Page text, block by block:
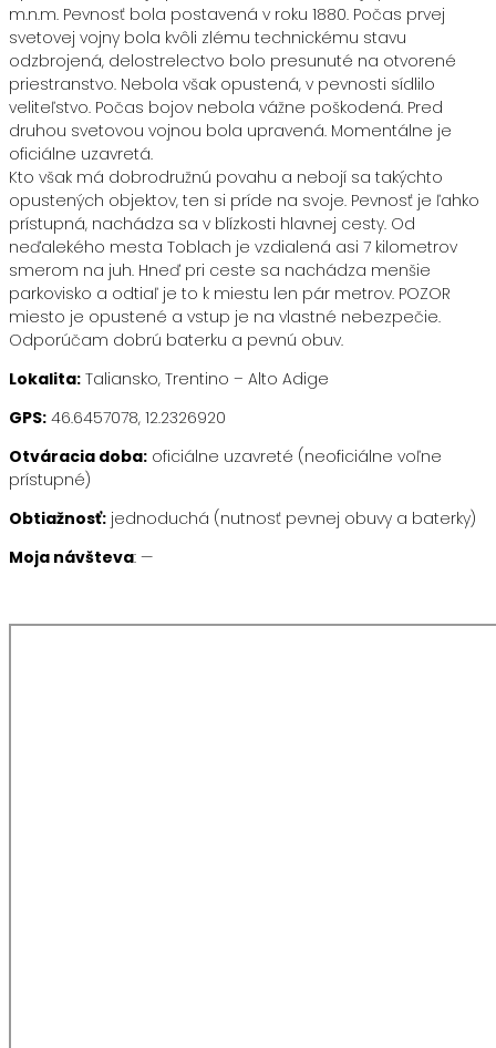
m.n.m. Pevnosť bola postavená v roku 1880. Počas prvej
svetovej vojny bola kvôli zlému technickému stavu
odzbrojená, delostrelectvo bolo presunuté na otvorené
priestranstvo. Nebola však opustená, v pevnosti sídlilo
veliteľstvo. Počas bojov nebola vážne poškodená. Pred
druhou svetovou vojnou bola upravená. Momentálne je
oficiálne uzavretá.
Kto však má dobrodružnú povahu a nebojí sa takýchto
opustených objektov, ten si príde na svoje. Pevnosť je ľahko
prístupná, nachádza sa v blízkosti hlavnej cesty. Od
neďalekého mesta Toblach je vzdialená asi 7 kilometrov
smerom na juh. Hneď pri ceste sa nachádza menšie
parkovisko a odtiaľ je to k miestu len pár metrov. POZOR
miesto je opustené a vstup je na vlastné nebezpečie.
Odporúčam dobrú baterku a pevnú obuv.
Lokalita: Taliansko, Trentino – Alto Adige
GPS: 46.6457078, 12.2326920
Otváracia doba: oficiálne uzavreté (neoficiálne voľne
prístupné)
Obtiažnosť: jednoduchá (nutnosť pevnej obuvy a baterky)
Moja návšteva: —